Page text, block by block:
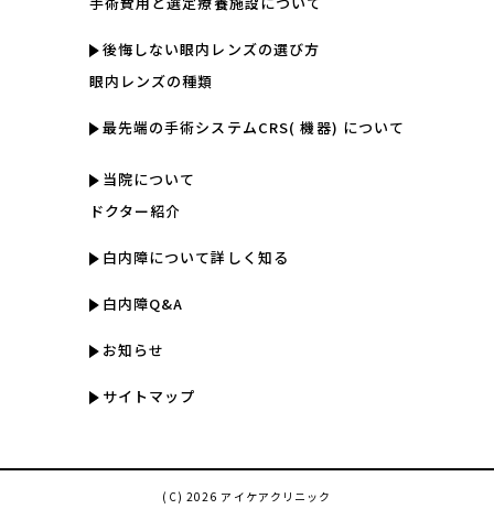
後悔しない眼内レンズの選び方
眼内レンズの種類
最先端の手術システムCRS( 機器) について
当院について
ドクター紹介
白内障について詳しく知る
白内障Q&A
お知らせ
サイトマップ
(C) 2026 アイケアクリニック